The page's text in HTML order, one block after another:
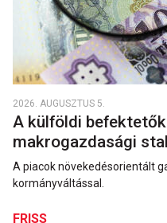
2026. AUGUSZTUS 5.
A külföldi
makrogazdasági
A piacok növekedésorientált
kormányváltással.
FRISS